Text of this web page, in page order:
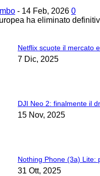
- 14 Feb, 2026 0
ha eliminato
Netflix scuote il mercato
7 Dic, 2025
DJI Neo 2: finalmente il
15 Nov, 2025
Nothing Phone (3a) Lite:
31 Ott, 2025